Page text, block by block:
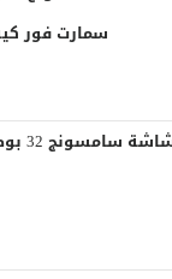
سمارت فور